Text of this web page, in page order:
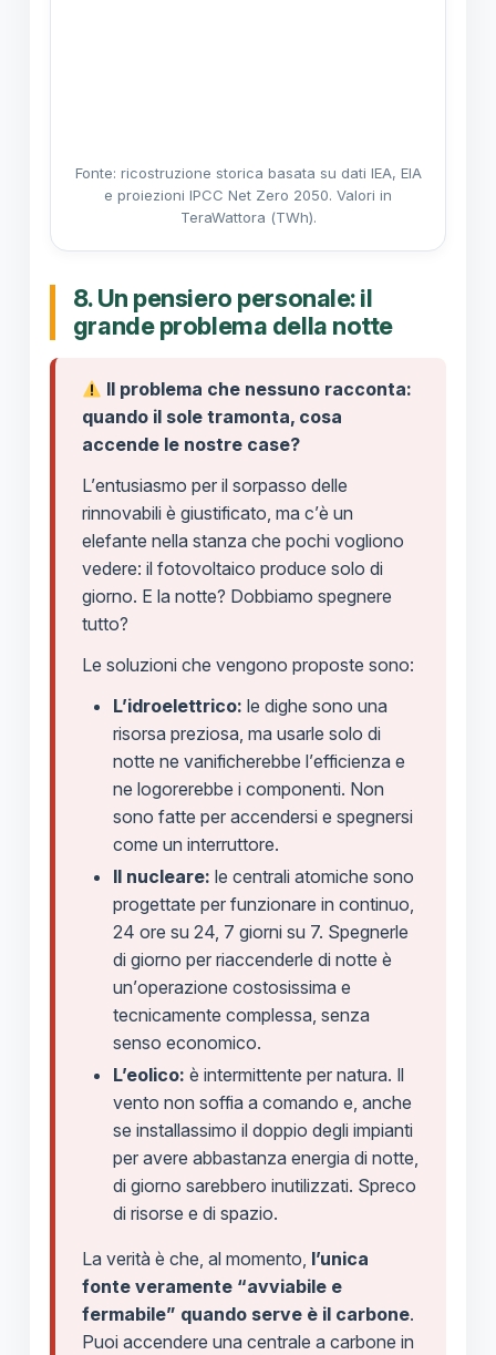
Fonte: ricostruzione storica basata su dati IEA, EIA
e proiezioni IPCC Net Zero 2050. Valori in
TeraWattora (TWh).
8. Un pensiero personale: il
grande problema della notte
Il problema che nessuno racconta:
quando il sole tramonta, cosa
accende le nostre case?
L’entusiasmo per il sorpasso delle
rinnovabili è giustificato, ma c’è un
elefante nella stanza che pochi vogliono
vedere: il fotovoltaico produce solo di
giorno. E la notte? Dobbiamo spegnere
tutto?
Le soluzioni che vengono proposte sono:
L’idroelettrico: le dighe sono una
risorsa preziosa, ma usarle solo di
notte ne vanificherebbe l’efficienza e
ne logorerebbe i componenti. Non
sono fatte per accendersi e spegnersi
come un interruttore.
Il nucleare: le centrali atomiche sono
progettate per funzionare in continuo,
24 ore su 24, 7 giorni su 7. Spegnerle
di giorno per riaccenderle di notte è
un’operazione costosissima e
tecnicamente complessa, senza
senso economico.
L’eolico: è intermittente per natura. Il
vento non soffia a comando e, anche
se installassimo il doppio degli impianti
per avere abbastanza energia di notte,
di giorno sarebbero inutilizzati. Spreco
di risorse e di spazio.
La verità è che, al momento, l’unica
fonte veramente “avviabile e
fermabile” quando serve è il carbone.
Puoi accendere una centrale a carbone in